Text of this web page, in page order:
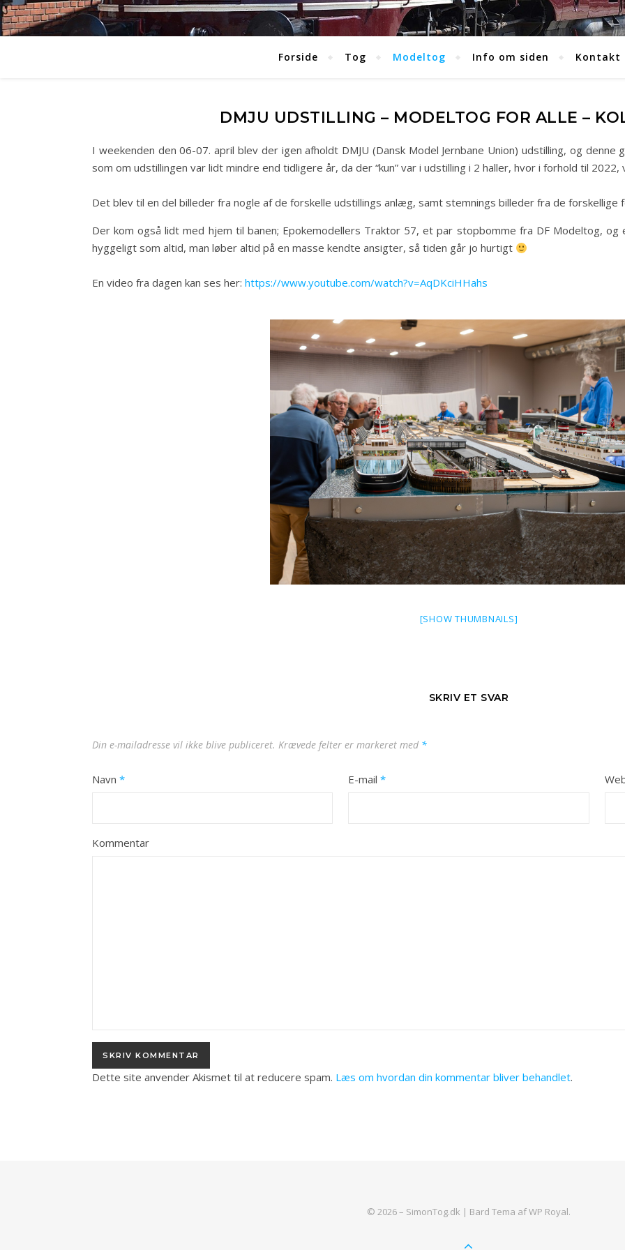
Forside Tog Modeltog Info om siden Kontakt
DMJU UDSTILLING – MODELTOG FOR ALLE –
I weekenden den 06-07. april blev der igen afholdt DMJU (Dansk Model Jernbane Union) udstilling, og denne
som om udstillingen var lidt mindre end tidligere år, da der “kun” var i udstilling i 2 haller, hvor i forhold til 2022,
Det blev til en del billeder fra nogle af de forskelle udstillings anlæg, samt stemnings billeder fra de forskellige
Der kom også lidt med hjem til banen; Epokemodellers Traktor 57, et par stopbomme fra DF Modeltog,
hyggeligt som altid, man løber altid på en masse kendte ansigter, så tiden går jo hurtigt
En video fra dagen kan ses her: https://www.youtube.com/watch?v=AqDKciHHahs
[SHOW THUMBNAILS]
SKRIV ET SVAR
Din e-mailadresse vil ikke blive publiceret. Krævede felter er markeret med *
Navn * E-mail*
Kommentar
Dette site anvender Akismet til at reducere spam. Læs om hvordan din kommentar bliver behandlet.
© 2026 – SimonTog.dk | Bard Tema afWP Royal.